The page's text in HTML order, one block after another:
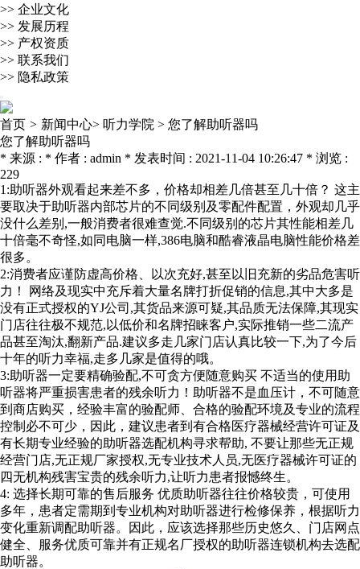
>> 企业文化
>> 发展历程
>> 产权资质
>> 联系我们
>> 隐私政策
首页 > 新闻中心> 听力学院 > 您了解助听器吗
您了解助听器吗
* 来源 : * 作者 : admin * 发表时间 : 2021-11-04 10:26:47 * 浏览 :
229
1:助听器外观看起来差不多，价格却相差几倍甚至几十倍？ 这主
要取决于助听器内部芯片的不同级别及零配件配置，外观却几乎
没什么差别,一般消费者很难查觉.不同级别的芯片其性能相差几
十倍毫不奇怪,如同电脑一样,386电脑和酷睿液晶电脑性能价格差
很多。
2:消费者应谨防虚高价格、以次充好,甚至以旧充新的劣品危害听
力！ 网络及现实中充斥着大量名牌打折促销的信息,其中大多是
没有正式授权的YJ公司,其货品来源可疑,其品质无法保障,其现实
门店往往极不规范,以低价和名牌招睐客户,实际推销一些二流产
品甚至淘汰,翻新产品.建议多走几家门店认真比较一下,为了今后
十年的听力幸福,走多几家是值得的哦。
3:助听器一定要精确验配,不可贪方便随意购买 不适当的使用助
听器将严重损害患者的残余听力！助听器不是血压计，不可随意
到商店购买，经验丰富的验配师、合格的验配环境及专业的流程
控制必不可少，因此，建议患者到有合格医疗器械经营许可证及
有长期专业经验的助听器选配机构寻求帮助, 不要让那些无正规
经营门店,无正规厂家授权,无专业技术人员,无医疗器械许可证的
四无机构残害宝贵的残余听力,让听力患者报憾终生。
4: 选择长期可靠的售后服务 优质助听器往往价格较贵，可使用
多年，患者定需期到专业机构对助听器进行检修保养，根据听力
变化重新调配助听器。因此，应该选择那些历史悠久、门店网点
健全、服务优质可靠并有正规名厂授权的助听器连锁机构去选配
助听器。